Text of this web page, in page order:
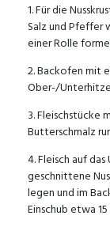
1. Für die
Salz und Pfeffer
einer Rolle
2. Backofen mit
Ober-/
3. Fleischstücke
Butterschmalz
4. Fleisch auf
geschnittene
legen und im
Einschub etwa